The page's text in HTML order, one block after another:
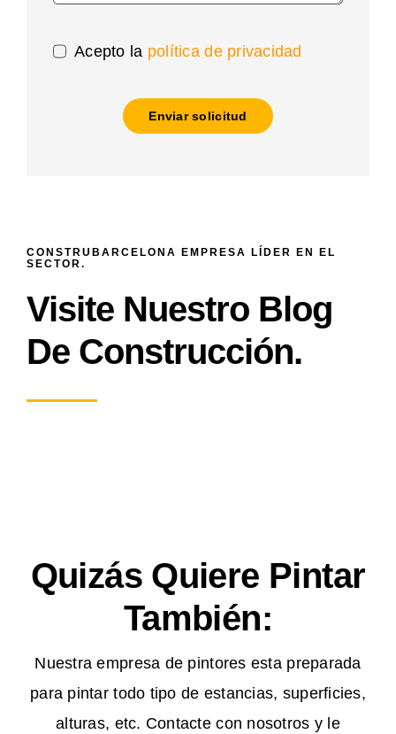
Acepto la política de privacidad
Enviar solicitud
CONSTRUBARCELONA EMPRESA LÍDER EN EL
SECTOR.
Visite Nuestro Blog
De Construcción.
Quizás Quiere Pintar
También:
Nuestra empresa de pintores esta preparada
para pintar todo tipo de estancias, superficies,
alturas, etc. Contacte con nosotros y le